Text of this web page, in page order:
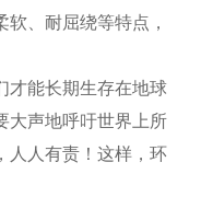
、耐屈绕等特点，
才能长期生存在地球
大声地呼吁世界上所
人人有责！这样，环